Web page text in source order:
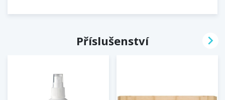
Příslušenství 